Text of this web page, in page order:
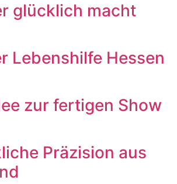
glücklich macht
Lebenshilfe Hessen
zur fertigen Show
Präzision aus